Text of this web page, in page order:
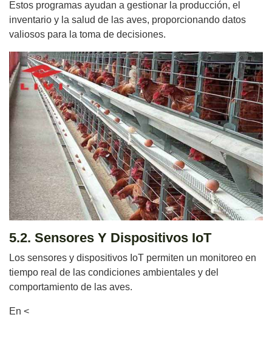
Estos programas ayudan a gestionar la producción, el
inventario y la salud de las aves, proporcionando datos
valiosos para la toma de decisiones.
5.2. Sensores Y Dispositivos IoT
Los sensores y dispositivos IoT permiten un monitoreo en
tiempo real de las condiciones ambientales y del
comportamiento de las aves.
En <